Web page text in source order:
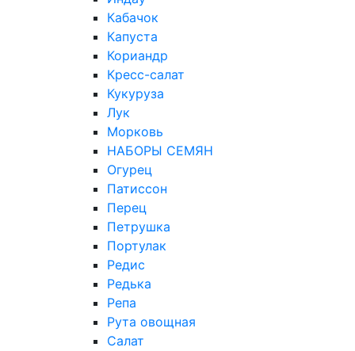
Кабачок
Капуста
Кориандр
Кресс-салат
Кукуруза
Лук
Морковь
НАБОРЫ СЕМЯН
Огурец
Патиссон
Перец
Петрушка
Портулак
Редис
Редька
Репа
Рута овощная
Салат